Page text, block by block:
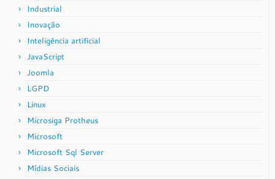
Industrial
Inovação
Inteligência artificial
JavaScript
Joomla
LGPD
Linux
Microsiga Protheus
Microsoft
Microsoft Sql Server
Mídias Sociais